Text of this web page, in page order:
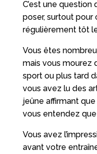
C’est une
poser, surtout pour
régulièrement tôt
Vous êtes
mais vous mourez
sport ou plus tard
vous avez lu des
jeûne affirmant que
vous entendez que
Vous avez
avant votre